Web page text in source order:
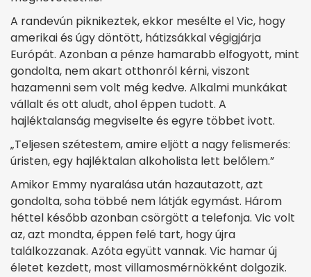
A randevún piknikeztek, ekkor mesélte el Vic, hogy
amerikai és úgy döntött, hátizsákkal végigjárja
Európát. Azonban a pénze hamarabb elfogyott, mint
gondolta, nem akart otthonról kérni, viszont
hazamenni sem volt még kedve. Alkalmi munkákat
vállalt és ott aludt, ahol éppen tudott. A
hajléktalanság megviselte és egyre többet ivott.
„Teljesen szétestem, amire eljött a nagy felismerés:
úristen, egy hajléktalan alkoholista lett belőlem.”
Amikor Emmy nyaralása után hazautazott, azt
gondolta, soha többé nem látják egymást. Három
héttel később azonban csörgött a telefonja. Vic volt
az, azt mondta, éppen felé tart, hogy újra
találkozzanak. Azóta együtt vannak. Vic hamar új
életet kezdett, most villamosmérnökként dolgozik.